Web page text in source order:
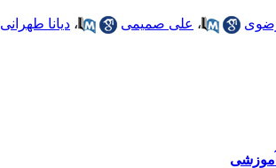
، علی صمیمی ، دیانا طهرانی
آموزشی